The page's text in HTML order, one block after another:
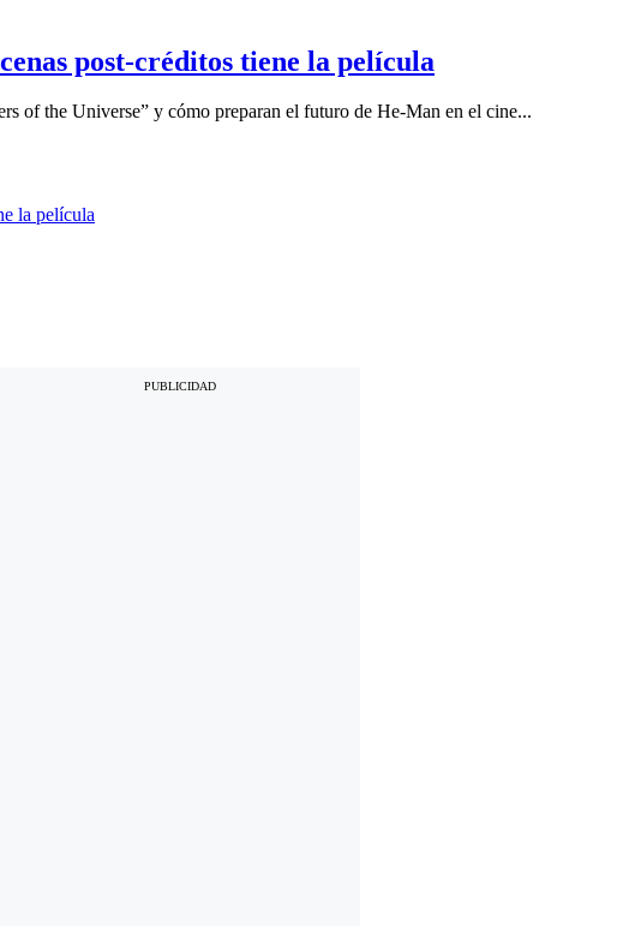
post-créditos tiene la película
of the Universe” y cómo preparan el futuro de He-Man en el cine...